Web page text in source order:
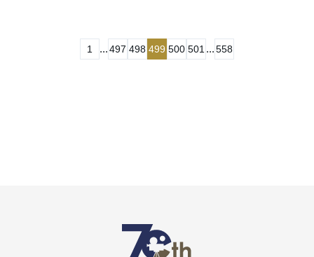
1 ...497 498 499 500 501 ...558